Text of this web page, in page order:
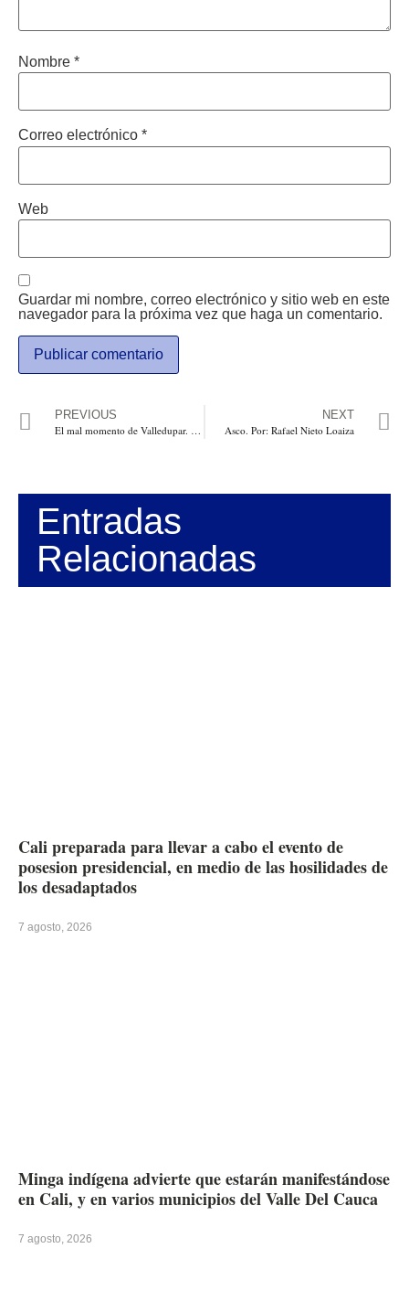
Nombre *
Correo electrónico *
Web
Guardar mi nombre, correo electrónico y sitio web en este
navegador para la próxima vez que haga un comentario.
PREVIOUS
El mal momento de Valledupar. Por: Indalecio Dangond
NEXT
Asco. Por: Rafael Nieto Loaiza
Entradas
Relacionadas
Cali preparada para llevar a cabo el evento de
posesion presidencial, en medio de las hosilidades de
los desadaptados
7 agosto, 2026
Minga indígena advierte que estarán manifestándose
en Cali, y en varios municipios del Valle Del Cauca
7 agosto, 2026